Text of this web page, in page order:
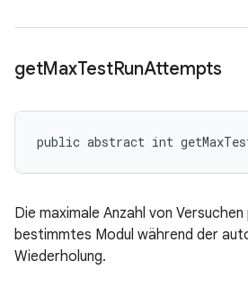
getMaxTestRunAttempts
public abstract int
Die maximale Anzahl von
bestimmtes Modul während der
Wiederholung.